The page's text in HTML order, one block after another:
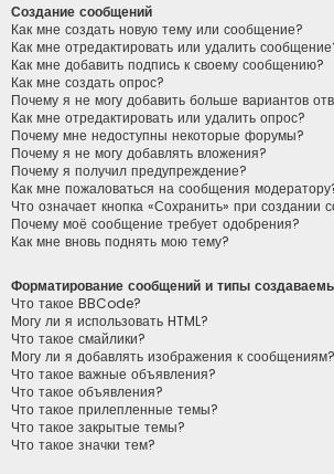
Создание сообщений
Как мне создать новую тему или сообщение?
Как мне отредактировать или удалить
Как мне добавить подпись к своему сообщению?
Как мне создать опрос?
Почему я не могу добавить больше вариантов
Как мне отредактировать или удалить опрос?
Почему мне недоступны некоторые форумы?
Почему я не могу добавлять вложения?
Почему я получил предупреждение?
Как мне пожаловаться на сообщения
Что означает кнопка «Сохранить» при создании
Почему моё сообщение требует одобрения?
Как мне вновь поднять мою тему?
Форматирование сообщений и типы
Что такое BBCode?
Могу ли я использовать HTML?
Что такое смайлики?
Могу ли я добавлять изображения к сообщениям?
Что такое важные объявления?
Что такое объявления?
Что такое прилепленные темы?
Что такое закрытые темы?
Что такое значки тем?